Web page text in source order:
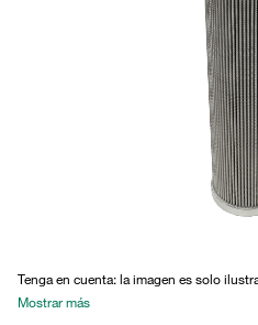
Tenga en cuenta: la imagen es solo
Mostrar más